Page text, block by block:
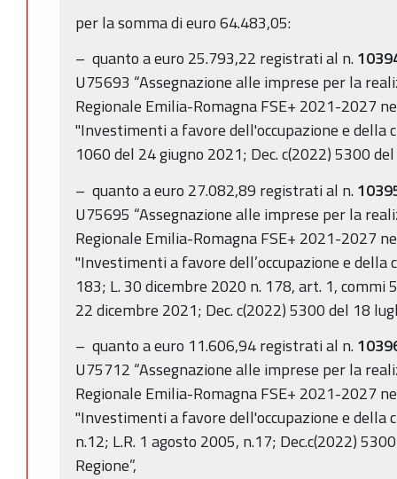
per la somma di euro 64.483,05:
– quanto a euro 25.793,22 registrati al n.
U75693 “Assegnazione alle imprese per la
Regionale Emilia-Romagna FSE+ 2021-2027
"Investimenti a favore dell'occupazione e della
1060 del 24 giugno 2021; Dec. c(2022) 5300
– quanto a euro 27.082,89 registrati al n.
U75695 “Assegnazione alle imprese per la
Regionale Emilia-Romagna FSE+ 2021-2027
"Investimenti a favore dell’occupazione e della
183; L. 30 dicembre 2020 n. 178, art. 1,
22 dicembre 2021; Dec. c(2022) 5300 del 18
– quanto a euro 11.606,94 registrati al n.
U75712 “Assegnazione alle imprese per la
Regionale Emilia-Romagna FSE+ 2021-2027
"Investimenti a favore dell'occupazione e della
n.12; L.R. 1 agosto 2005, n.17; Dec.c(2022)
Regione”,